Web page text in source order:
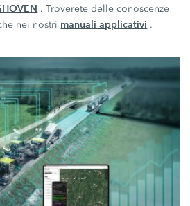
. Troverete delle conoscenze
nei nostri manuali applicativi .